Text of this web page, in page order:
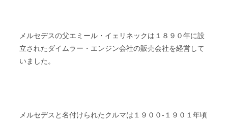
メルセデスの父エミール・イェリネックは１８９０年に設
立されたダイムラー・エンジン会社の販売会社を経営して
いました。
メルセデスと名付けられたクルマは１９００‐１９０１年頃